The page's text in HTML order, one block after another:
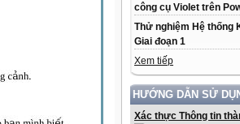
công cụ Violet trên
Thử nghiệm Hệ thống
Giai đoạn 1
Xem tiếp
HƯỚNG DẪN SỬ
Xác thực Thông tin